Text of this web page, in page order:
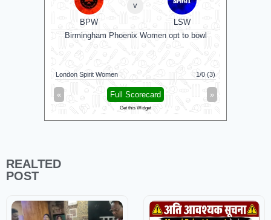
BPW
v
LSW
Birmingham Phoenix Women opt to bowl
London Spirit Women 1/0 (3)
« »
Full Scorecard
Get this Widget
REALTED
POST